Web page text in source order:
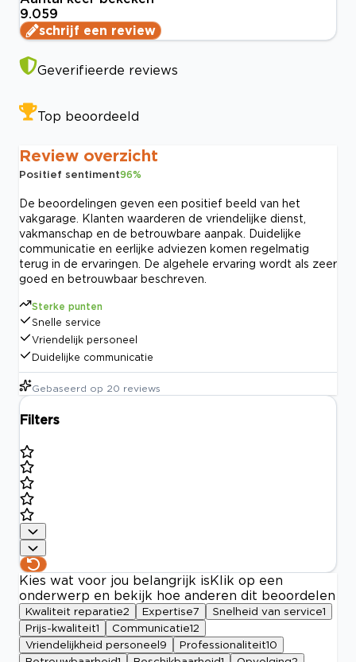
9.059
schrijf een review
Geverifieerde reviews
Top beoordeeld
Review overzicht
Positief sentiment96%
De beoordelingen geven een positief beeld van het
vakgarage. Klanten waarderen de vriendelijke dienst,
vakmanschap en de betrouwbare aanpak. Duidelijke
communicatie en eerlijke adviezen komen regelmatig
terug in de ervaringen. De algehele ervaring wordt als zeer
goed en betrouwbaar beschreven.
Sterke punten
Snelle service
Vriendelijk personeel
Duidelijke communicatie
Gebaseerd op 20 reviews
Filters
Kies wat voor jou belangrijk is Klik op een
onderwerp en bekijk hoe anderen dit beoordelen
Kwaliteit reparatie2 Expertise7 Snelheid van service1
Prijs-kwaliteit1 Communicatie12
Vriendelijkheid personeel 9 Professionaliteit10